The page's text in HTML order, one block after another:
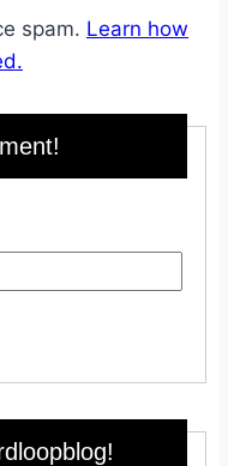
spam. Learn how